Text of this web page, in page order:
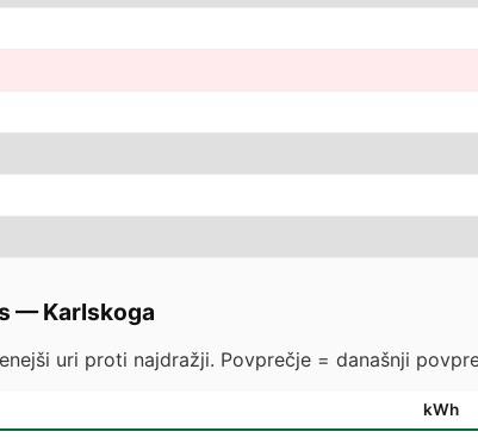
—Karlskoga
uri proti najdražji. Povprečje = današnji
kWh